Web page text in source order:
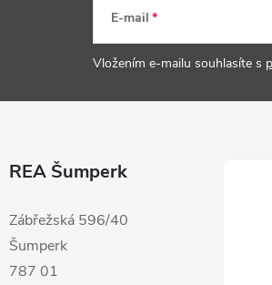
E-mail
Vložením e-mailu souhlasíte s
REA Šumperk
Zábřežská 596/40
Šumperk
787 01